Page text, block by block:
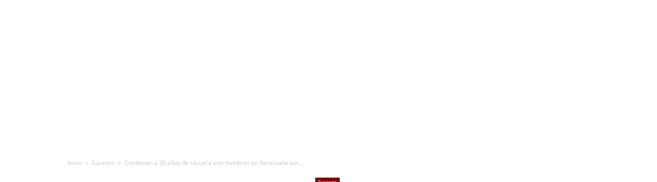
Inicio Sucesos Condenan a 30 años de cárcel a tres hombres en Venezuela por...